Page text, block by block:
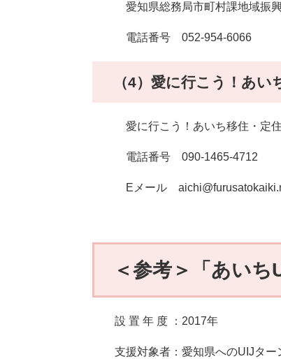
愛知県総務局市町村課地域振興
電話番号 052-954-6066
（4）愛に行こう！あ
愛に行こう！あいち移住・定住
電話番号 090-1465-4712
Eメール
＜参考＞「あい
設 置 年 度 ：2017年
支援対象者：愛知県へのUIJター